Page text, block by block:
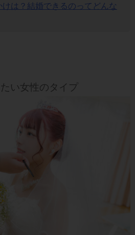
は？結婚できるのってどんな
い女性のタイプ